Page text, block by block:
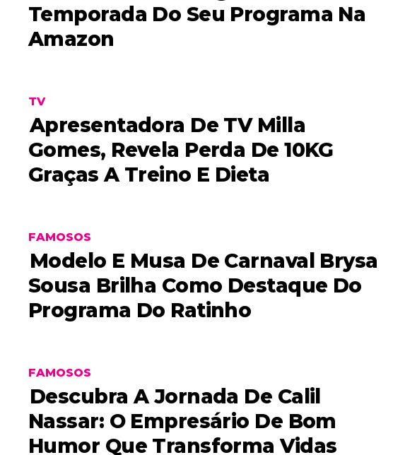
Temporada Do Seu Programa Na
Amazon
TV
Apresentadora De TV Milla
Gomes, Revela Perda De 10KG
Graças A Treino E Dieta
FAMOSOS
Modelo E Musa De Carnaval Brysa
Sousa Brilha Como Destaque Do
Programa Do Ratinho
FAMOSOS
Descubra A Jornada De Calil
Nassar: O Empresário De Bom
Humor Que Transforma Vidas